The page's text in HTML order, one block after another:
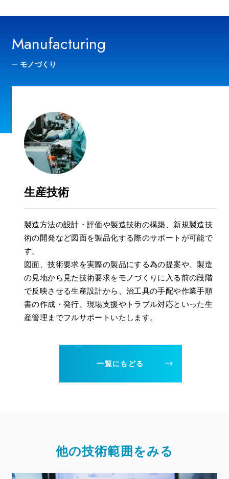
Manufacturing
モノづくり
生産技術
製造方法の設計・評価や製造技術の構築、新規製造技
術の開発など図面を製品化する際のサポートが可能で
す。
図面、技術要求を実際の製品にする為の提案や、製造
の見地から見た技術要求をモノづくりに入る前の段階
で反映させる生産設計から、治工具の手配や作業手順
書の作成・発行、現場支援やトラブル対応といった生
産管理までフルサポートいたします。
一覧にもどる
他の技術範囲をみる